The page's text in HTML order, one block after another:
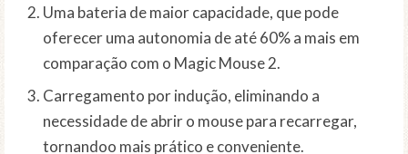
Uma bateria de maior capacidade, que pode
oferecer uma autonomia de até 60% a mais em
comparação com o Magic Mouse 2.
Carregamento por indução, eliminando a
necessidade de abrir o mouse para recarregar,
tornandoo mais prático e conveniente.